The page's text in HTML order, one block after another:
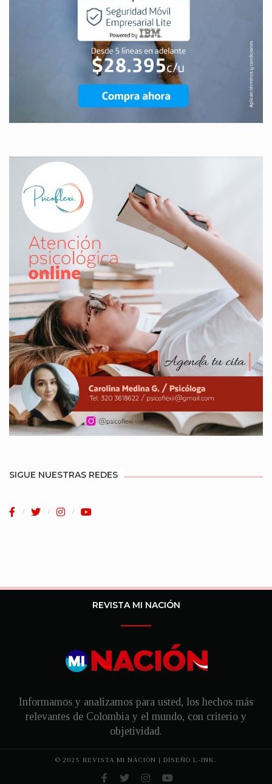
SIGUE NUESTRAS REDES
REVISTA MI NACIÓN
Informamos y analizamos para usted, los hechos más
relevantes de Colombia y el mundo, con criterio y
objetividad.
© 2025 REVISTA MI NACIÓN | DISEÑO L-INK.